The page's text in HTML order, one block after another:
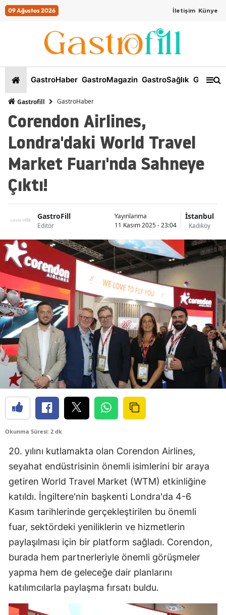
09 Ağustos 2026 İletişim Künye
GastroHaber GastroMagazin GastroSağlık
Gastrofill GastroHaber
Corendon Airlines,
Londra'daki World Travel
Market Fuarı'nda Sahneye
Çıktı!
GastroFill
Editör
Yayınlanma
11 Kasım 2025 - 23:04
İstanbul
Kadıköy
Okunma Süresi: 2 dk
20. yılını kutlamakta olan Corendon Airlines,
seyahat endüstrisinin önemli isimlerini bir araya
getiren World Travel Market (WTM) etkinliğine
katıldı. İngiltere'nin başkenti Londra'da 4-6
Kasım tarihlerinde gerçekleştirilen bu önemli
fuar, sektördeki yeniliklerin ve hizmetlerin
paylaşılması için bir platform sağladı. Corendon,
burada hem partnerleriyle önemli görüşmeler
yapma hem de geleceğe dair planlarını
katılımcılarla paylaşma fırsatı buldu.